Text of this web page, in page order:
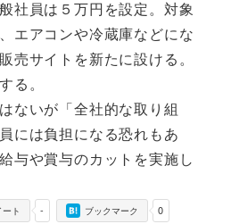
社員は５万円を設定。対象
エアコンや冷蔵庫などにな
売サイトを新たに設ける。
る。
ないが「全社的な取り組
には負担になる恐れもあ
与や賞与のカットを実施し
-
ート 0
ブックマーク